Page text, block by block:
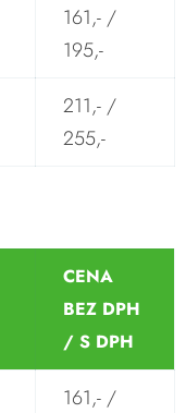
161,- /
195,-
211,- /
255,-
CENA
BEZ DPH
/ S DPH
161,- /